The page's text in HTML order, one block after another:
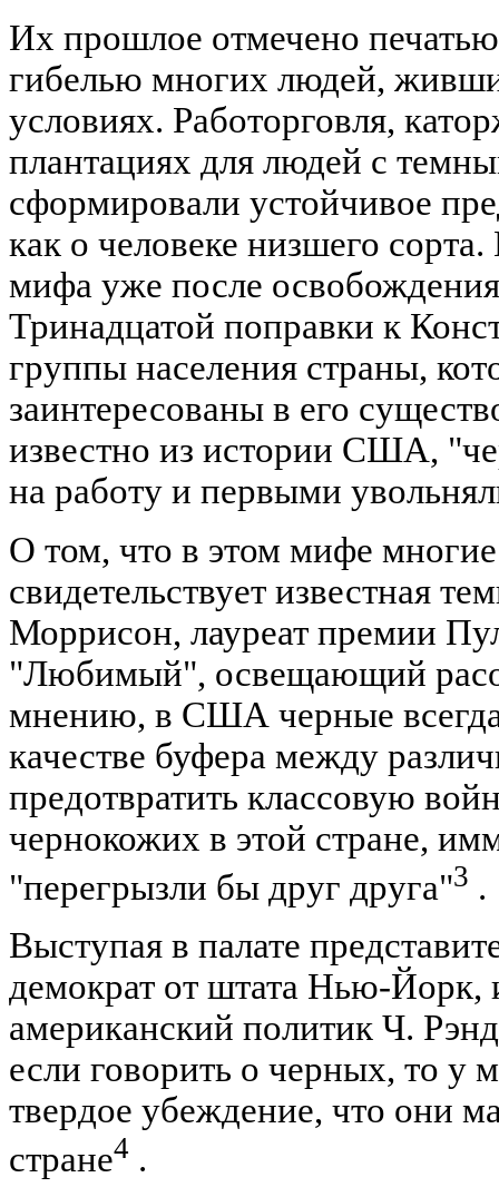
Их прошлое отмечено
гибелью многих людей,
условиях. Работорговля,
плантациях для людей с
сформировали устойчивое
как о человеке низшего
мифа уже после
Тринадцатой поправки к
группы населения страны,
заинтересованы в его
известно из истории США,
на работу и первыми
О том, что в этом мифе
свидетельствует известная
Моррисон, лауреат премии
"Любимый", освещающий
мнению, в США черные всегда
качестве буфера между
предотвратить классовую
чернокожих в этой стране,
"перегрызли бы друг друга"3 .
Выступая в палате
демократ от штата Нью-Йорк,
американский политик Ч.
если говорить о черных, то у
твердое убеждение, что они
стране4 .